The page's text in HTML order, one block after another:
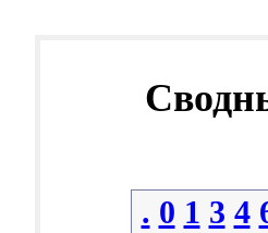
. 0 1 3 4